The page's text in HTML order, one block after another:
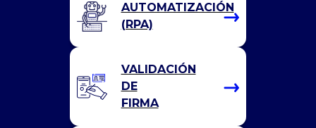
AUTOMATIZACIÓN
(RPA)
VALIDACIÓN
DE
FIRMA